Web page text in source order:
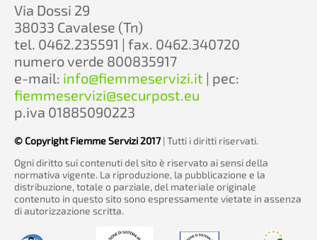
Via Dossi 29
38033 Cavalese (Tn)
tel. 0462.235591 | fax. 0462.340720
numero verde 800835917
e-mail: info@fiemmeservizi.it | pec:
fiemmeservizi@securpost.eu
p.iva 01885090223
© Copyright Fiemme Servizi 2017| Tutti i diritti riservati.
Ogni diritto sui contenuti del sito è riservato ai sensi della
normativa vigente. La riproduzione, la pubblicazione e la
distribuzione, totale o parziale, del materiale originale
contenuto in questo sito sono espressamente vietate in assenza
di autorizzazione scritta.